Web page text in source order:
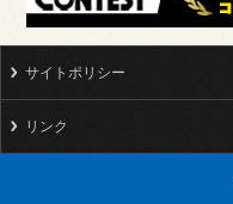
サイトポリシー
リンク